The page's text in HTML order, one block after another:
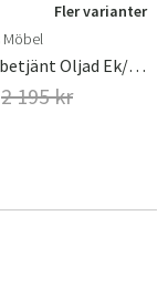
Fler varianter
Möbel
Zeve Herrbetjänt Oljad Ek/Mattsvart Stål
2 195 kr